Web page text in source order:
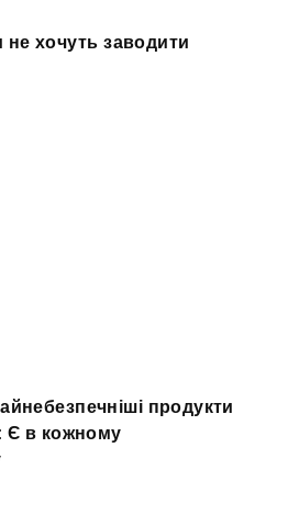
не хочуть заводити
продукти
Є в кожному